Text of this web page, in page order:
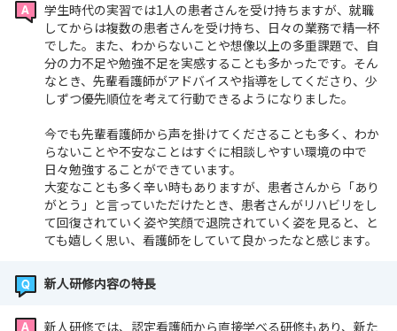
学生時代の実習では1人の患者さんを受け持ちますが、就職
してからは複数の患者さんを受け持ち、日々の業務で精一杯
でした。また、わからないことや想像以上の多重課題で、自
分の力不足や勉強不足を実感することも多かったです。そん
なとき、先輩看護師がアドバイスや指導をしてくださり、少
しずつ優先順位を考えて行動できるようになりました。
今でも先輩看護師から声を掛けてくださることも多く、わか
らないことや不安なことはすぐに相談しやすい環境の中で
日々勉強することができています。
大変なことも多く辛い時もありますが、患者さんから「あり
がとう」と言っていただけたとき、患者さんがリハビリをし
て回復されていく姿や笑顔で退院されていく姿を見ると、と
ても嬉しく思い、看護師をしていて良かったなと感じます。
新人研修内容の特長
新人研修では、認定看護師から直接学べる研修もあり、新た